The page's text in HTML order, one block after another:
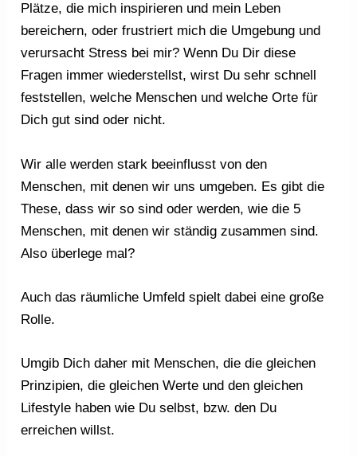
Plätze, die mich inspirieren und mein Leben
bereichern, oder frustriert mich die Umgebung und
verursacht Stress bei mir? Wenn Du Dir diese
Fragen immer wiederstellst, wirst Du sehr schnell
feststellen, welche Menschen und welche Orte für
Dich gut sind oder nicht.
Wir alle werden stark beeinflusst von den
Menschen, mit denen wir uns umgeben. Es gibt die
These, dass wir so sind oder werden, wie die 5
Menschen, mit denen wir ständig zusammen sind.
Also überlege mal?
Auch das räumliche Umfeld spielt dabei eine große
Rolle.
Umgib Dich daher mit Menschen, die die gleichen
Prinzipien, die gleichen Werte und den gleichen
Lifestyle haben wie Du selbst, bzw. den Du
erreichen willst.